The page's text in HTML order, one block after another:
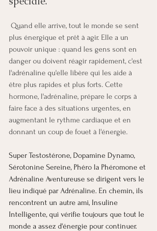
Quand elle arrive, tout le monde se sent
plus énergique et prêt à agir. Elle a un
pouvoir unique : quand les gens sont en
danger ou doivent réagir rapidement, c'est
l'adrénaline qu'elle libère qui les aide à
être plus rapides et plus forts. Cette
hormone, l'adrénaline, prépare le corps à
faire face à des situations urgentes, en
augmentant le rythme cardiaque et en
donnant un coup de fouet à l'énergie.
Super Testostérone, Dopamine Dynamo,
Sérotonine Sereine, Phéro la Phéromone et
Adrénaline Aventureuse se dirigent vers le
lieu indiqué par Adrénaline. En chemin, ils
rencontrent un autre ami, Insuline
Intelligente, qui vérifie toujours que tout le
monde a assez d'énergie pour continuer.